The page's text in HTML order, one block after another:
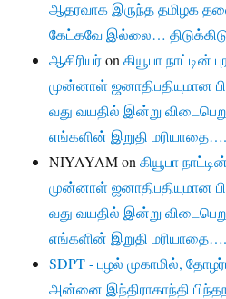
ஆதரவாக இருந்த தமிழக
கேட்கவே இல்லை…
ஆசிரியர்onகியூபா நாட்டின்
முன்னாள் ஜனாதிபதியுமான
வது வயதில் இன்று
எங்களின் இறுதி மரியாதை….
NIYAYAMonகியூபா
முன்னாள் ஜனாதிபதியுமான
வது வயதில் இன்று
எங்களின் இறுதி மரியாதை….
SDPT - புழல் முகாமில்,
அன்னை இந்திராகாந்தி